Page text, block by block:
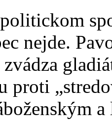
nejde.
proti